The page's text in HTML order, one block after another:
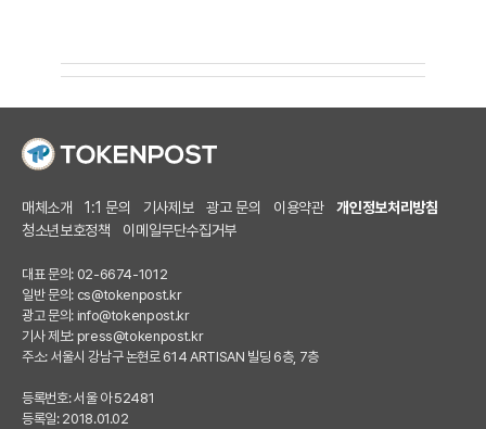
매체소개 1:1 문의 기사제보 광고 문의 이용약관
개인정보처리방침
청소년보호정책
이메일무단수집거부
대표 문의: 02-6674-1012
일반 문의: cs@tokenpost.kr
광고 문의: info@tokenpost.kr
기사 제보: press@tokenpost.kr
주소: 서울시 강남구 논현로 614 ARTISAN 빌딩 6층, 7층
등록번호: 서울 아 52481
등록일: 2018.01.02